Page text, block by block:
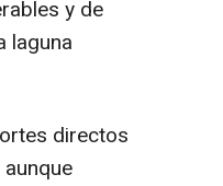
y de
laguna
directos